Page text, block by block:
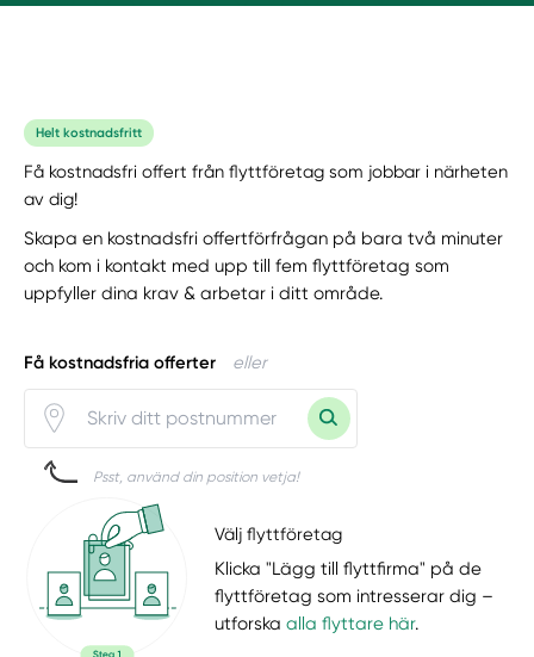
Helt kostnadsfritt
Få kostnadsfri offert från flyttföretag som jobbar i närheten
av dig!
Skapa en kostnadsfri offertförfrågan på bara två minuter
och kom i kontakt med upp till fem flyttföretag som
uppfyller dina krav & arbetar i ditt område.
Få kostnadsfria offerter eller
Psst, använd din position vetja!
Välj flyttföretag
Klicka "Lägg till flyttfirma" på de
flyttföretag som intresserar dig –
utforskaalla flyttare här.